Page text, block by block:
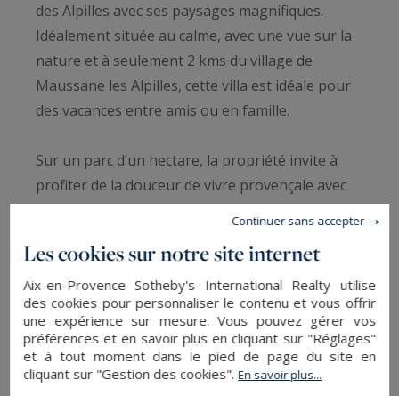
des Alpilles avec ses paysages magnifiques.
Idéalement située au calme, avec une vue sur la
nature et à seulement 2 kms du village de
Maussane les Alpilles, cette villa est idéale pour
des vacances entre amis ou en famille.
Sur un parc d’un hectare, la propriété invite à
profiter de la douceur de vivre provençale avec
une belle piscine de 16x5m, un terrain de
barbecue, et une grande terrasse ombragée
avec salon extérieur et coin repas.
Dans le mas, un séjour spacieux et lumineux,
avec d’un côté le coin salon avec cheminée et
télévision, et de l’autre côté, l’espace cuisine et
LIRE LA SUITE
Les cookies sur notre site internet
Aix-en-Provence Sotheby's International Realty utilise
des cookies pour personnaliser le contenu et vous offrir
une expérience sur mesure. Vous pouvez gérer vos
préférences et en savoir plus en cliquant sur "Réglages"
et à tout moment dans le pied de page du site en
cliquant sur "Gestion des cookies".En savoir plus...
Continuer sans accepter